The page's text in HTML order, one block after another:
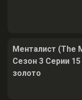
Менталист (The
Сезон 3 Серии 15
золото